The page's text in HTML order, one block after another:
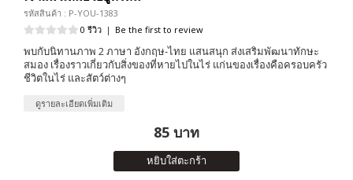
รหัสสินค้า : P-YOU-1383
0 รีวิว | Be the first to review
พบกับนิทานภาพ 2 ภาษา อังกฤษ-ไทย แสนสนุก ส่งเสริมพัฒนาทักษะ
สมอง เรื่องราวเกี่ยวกับสิ่งของที่หายไปในไร่ แก่นของเรื่องคือครอบครัว
ชีวิตในไร่ และสัตว์ต่างๆ
ดูรายละเอียดเพิ่มเติม
85 บาท
หยิบใส่ตะกร้า